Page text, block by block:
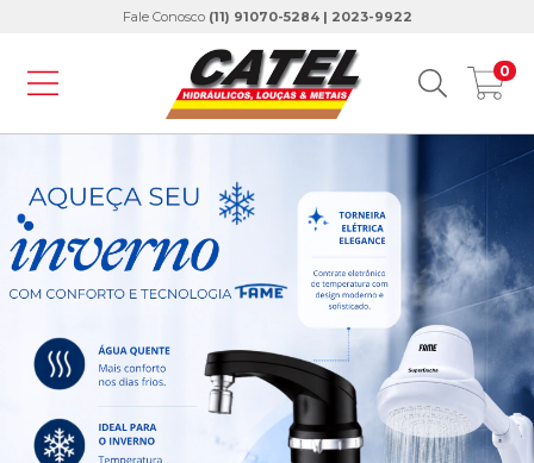
Fale Conosco (11) 91070-5284 | 2023-9922
0